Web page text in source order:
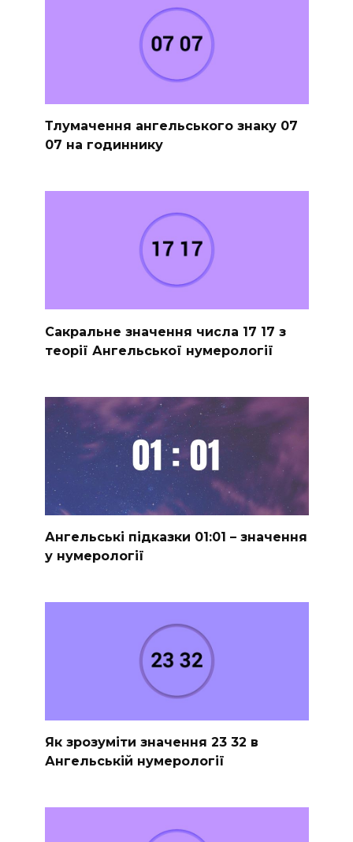
Тлумачення ангельського знаку 07
07 на годиннику
Сакральне значення числа 17 17 з
теорії Ангельської нумерології
Ангельські підказки 01:01 – значення
у нумерології
Як зрозуміти значення 23 32 в
Ангельській нумерології